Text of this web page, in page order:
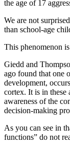
the age of 17
We are not
than school-age
This phenomenon
Giedd and
ago found that one
development,
cortex. It is in these
awareness of the
decision-making
As you can see in
functions” do not